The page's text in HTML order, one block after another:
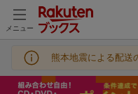
メニュー
熊本地震による配送